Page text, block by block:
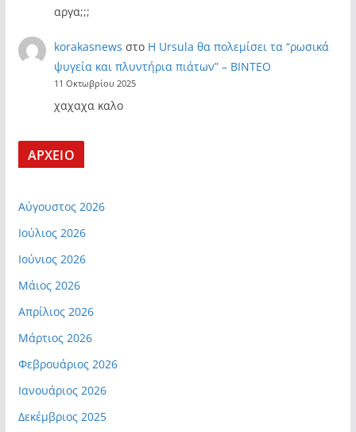
αργα;;;
korakasnews στο Η Ursula θα πολεμίσει τα “ρωσικά
ψυγεία και πλυντήρια πιάτων” – ΒΙΝΤΕΟ
11 Οκτωβρίου 2025
χαχαχα καλο
ΑΡΧΕΙΟ
Αύγουστος 2026
Ιούλιος 2026
Ιούνιος 2026
Μάιος 2026
Απρίλιος 2026
Μάρτιος 2026
Φεβρουάριος 2026
Ιανουάριος 2026
Δεκέμβριος 2025